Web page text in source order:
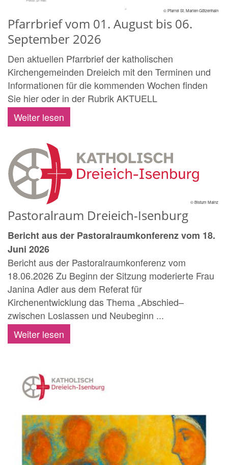
© Pfarrei St. Marien Götzenhain
Pfarrbrief vom 01. August bis 06.
September 2026
Den aktuellen Pfarrbrief der katholischen
Kirchengemeinden Dreieich mit den Terminen und
Informationen für die kommenden Wochen finden
Sie hier oder in der Rubrik AKTUELL
Weiter lesen
© Bistum Mainz
Pastoralraum Dreieich-Isenburg
Bericht aus der Pastoralraumkonferenz vom 18.
Juni 2026
Bericht aus der Pastoralraumkonferenz vom
18.06.2026 Zu Beginn der Sitzung moderierte Frau
Janina Adler aus dem Referat für
Kirchenentwicklung das Thema „Abschied–
zwischen Loslassen und Neubeginn ...
Weiter lesen